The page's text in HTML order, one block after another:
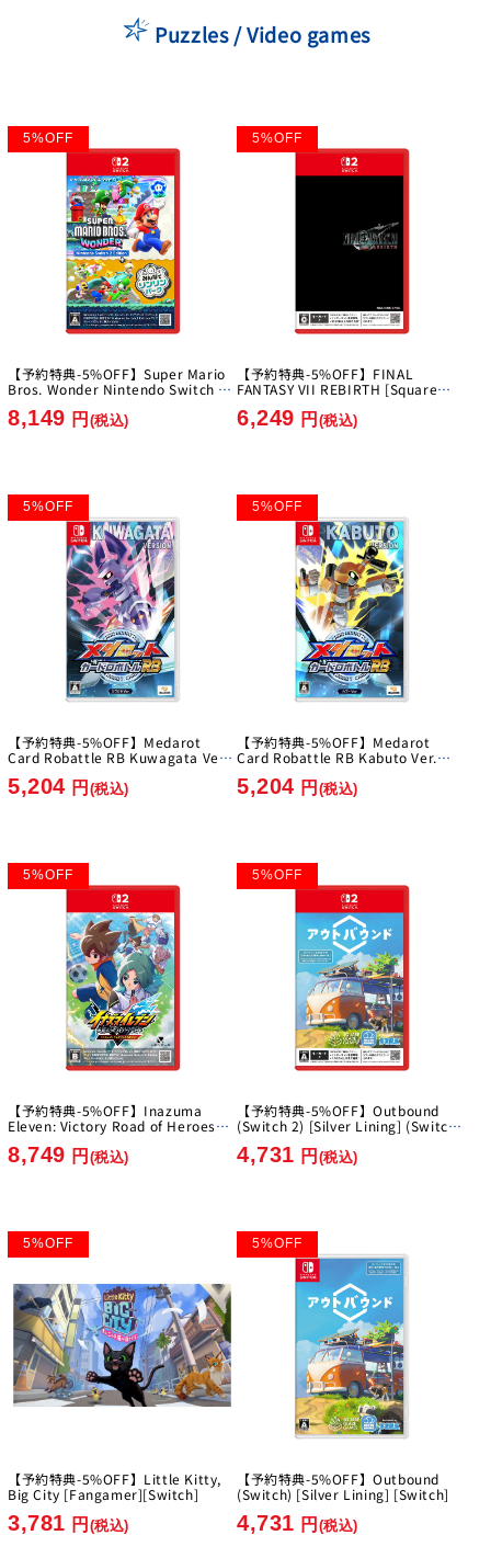
Puzzles / Video games
5%OFF
【予約特典-5%OFF】Super Mario
Bros. Wonder Nintendo Switch 2
Park [Nintendo][Switch2]
8,149 円 (税込)
5%OFF
【予約特典-5%OFF】FINAL
FANTASY VII REBIRTH [Square
6,249 円 (税込)
5%OFF
【予約特典-5%OFF】Medarot
Card Robattle RB Kuwagata Ver.
5,204 円 (税込)
5%OFF
【予約特典-5%OFF】Medarot
Card Robattle RB Kabuto Ver.
5,204 円 (税込)
5%OFF
【予約特典-5%OFF】Inazuma
Eleven: Victory Road of Heroes
Nintendo Switch 2 Edition [Level-
5][Switch2]
8,749 円 (税込)
5%OFF
【予約特典-5%OFF】Outbound
(Switch 2) [Silver Lining] (Switch
2)
4,731 円 (税込)
5%OFF
【予約特典-5%OFF】Little Kitty,
Big City [Fangamer][Switch]
3,781 円 (税込)
5%OFF
【予約特典-5%OFF】Outbound
(Switch) [Silver Lining] [Switch]
4,731 円 (税込)